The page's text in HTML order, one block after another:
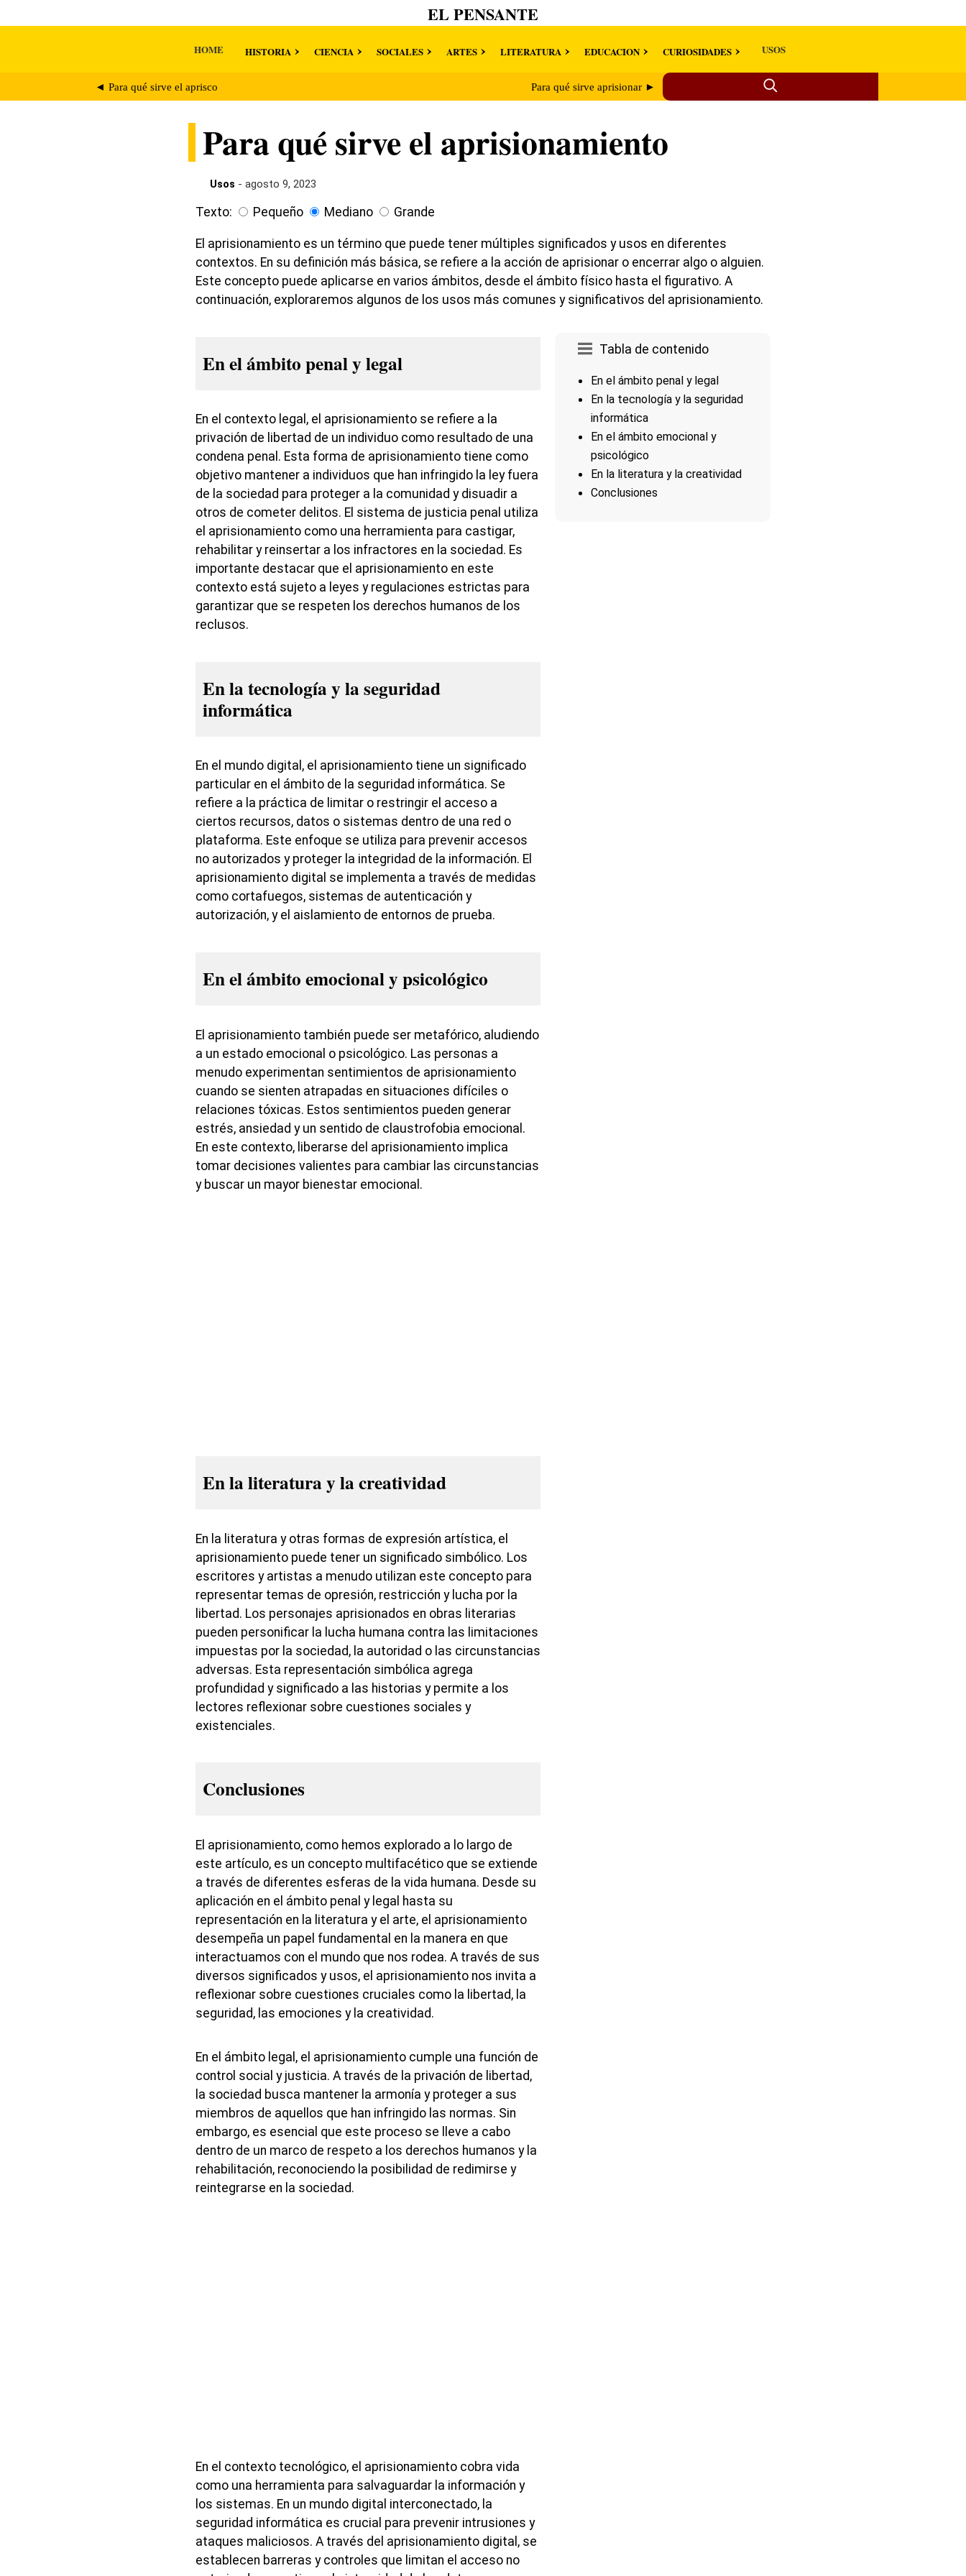
EL PENSANTE
HOME HISTORIA CIENCIA SOCIALES ARTES LITERATURA EDUCACION CURIOSIDADES USOS
◄ Para qué sirve el aprisco Para qué sirve aprisionar ►
Para qué sirve el aprisionamiento
Usos - agosto 9, 2023
Texto: Pequeño Mediano Grande
El aprisionamiento es un término que puede tener múltiples significados y usos en diferentes
contextos. En su definición más básica, se refiere a la acción de aprisionar o encerrar algo o alguien.
Este concepto puede aplicarse en varios ámbitos, desde el ámbito físico hasta el figurativo. A
continuación, exploraremos algunos de los usos más comunes y significativos del aprisionamiento.
Tabla de contenido
En el ámbito penal y legal
En la tecnología y la seguridad
informática
En el ámbito emocional y
psicológico
En la literatura y la creatividad
Conclusiones
En el ámbito penal y legal
En el contexto legal, el aprisionamiento se refiere a la
privación de libertad de un individuo como resultado de una
condena penal. Esta forma de aprisionamiento tiene como
objetivo mantener a individuos que han infringido la ley fuera
de la sociedad para proteger a la comunidad y disuadir a
otros de cometer delitos. El sistema de justicia penal utiliza
el aprisionamiento como una herramienta para castigar,
rehabilitar y reinsertar a los infractores en la sociedad. Es
importante destacar que el aprisionamiento en este
contexto está sujeto a leyes y regulaciones estrictas para
garantizar que se respeten los derechos humanos de los
reclusos.
En la tecnología y la seguridad
informática
En el mundo digital, el aprisionamiento tiene un significado
particular en el ámbito de la seguridad informática. Se
refiere a la práctica de limitar o restringir el acceso a
ciertos recursos, datos o sistemas dentro de una red o
plataforma. Este enfoque se utiliza para prevenir accesos
no autorizados y proteger la integridad de la información. El
aprisionamiento digital se implementa a través de medidas
como cortafuegos, sistemas de autenticación y
autorización, y el aislamiento de entornos de prueba.
En el ámbito emocional y psicológico
El aprisionamiento también puede ser metafórico, aludiendo
a un estado emocional o psicológico. Las personas a
menudo experimentan sentimientos de aprisionamiento
cuando se sienten atrapadas en situaciones difíciles o
relaciones tóxicas. Estos sentimientos pueden generar
estrés, ansiedad y un sentido de claustrofobia emocional.
En este contexto, liberarse del aprisionamiento implica
tomar decisiones valientes para cambiar las circunstancias
y buscar un mayor bienestar emocional.
En la literatura y la creatividad
En la literatura y otras formas de expresión artística, el
aprisionamiento puede tener un significado simbólico. Los
escritores y artistas a menudo utilizan este concepto para
representar temas de opresión, restricción y lucha por la
libertad. Los personajes aprisionados en obras literarias
pueden personificar la lucha humana contra las limitaciones
impuestas por la sociedad, la autoridad o las circunstancias
adversas. Esta representación simbólica agrega
profundidad y significado a las historias y permite a los
lectores reflexionar sobre cuestiones sociales y
existenciales.
Conclusiones
El aprisionamiento, como hemos explorado a lo largo de
este artículo, es un concepto multifacético que se extiende
a través de diferentes esferas de la vida humana. Desde su
aplicación en el ámbito penal y legal hasta su
representación en la literatura y el arte, el aprisionamiento
desempeña un papel fundamental en la manera en que
interactuamos con el mundo que nos rodea. A través de sus
diversos significados y usos, el aprisionamiento nos invita a
reflexionar sobre cuestiones cruciales como la libertad, la
seguridad, las emociones y la creatividad.
En el ámbito legal, el aprisionamiento cumple una función de
control social y justicia. A través de la privación de libertad,
la sociedad busca mantener la armonía y proteger a sus
miembros de aquellos que han infringido las normas. Sin
embargo, es esencial que este proceso se lleve a cabo
dentro de un marco de respeto a los derechos humanos y la
rehabilitación, reconociendo la posibilidad de redimirse y
reintegrarse en la sociedad.
En el contexto tecnológico, el aprisionamiento cobra vida
como una herramienta para salvaguardar la información y
los sistemas. En un mundo digital interconectado, la
seguridad informática es crucial para prevenir intrusiones y
ataques maliciosos. A través del aprisionamiento digital, se
establecen barreras y controles que limitan el acceso no